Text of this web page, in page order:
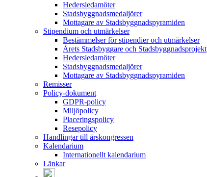
Hedersledamöter
Stadsbyggnadsmedaljörer
Mottagare av Stadsbyggnadspyramiden
Stipendium och utmärkelser
Bestämmelser för stipendier och utmärkelser
Årets Stadsbyggare och Stadsbyggnadsprojekt
Hedersledamöter
Stadsbyggnadsmedaljörer
Mottagare av Stadsbyggnadspyramiden
Remisser
Policy-dokument
GDPR-policy
Miljöpolicy
Placeringspolicy
Resepolicy
Handlingar till årskongressen
Kalendarium
Internationellt kalendarium
Länkar